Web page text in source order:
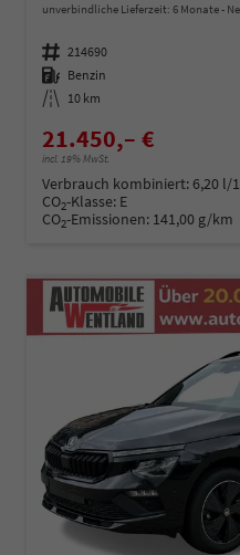
unverbindliche Lieferzeit: 6 Monate
Fahrzeugnummer 214690
Kraftstoff Benzin
Kilometerstand 10 km
21.450,– €
incl. 19% MwSt.
Verbrauch kombiniert:6,20 l/
CO2-Klasse: E
CO2-Emissionen: 141,00 g/km